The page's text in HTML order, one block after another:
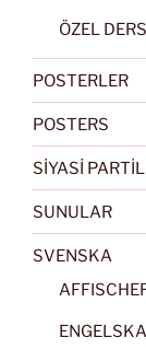
ÖZEL
POSTERLER
POSTERS
SİYASİ
SUNULAR
SVENSKA